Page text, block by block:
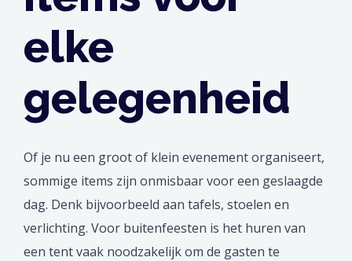
elke
gelegenheid
Of je nu een groot of klein evenement organiseert,
sommige items zijn onmisbaar voor een geslaagde
dag. Denk bijvoorbeeld aan tafels, stoelen en
verlichting. Voor buitenfeesten is het huren van
een tent vaak noodzakelijk om de gasten te